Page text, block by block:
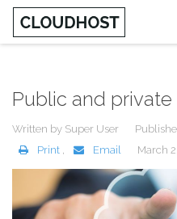
Public and
Written by Super User
Print , Email March